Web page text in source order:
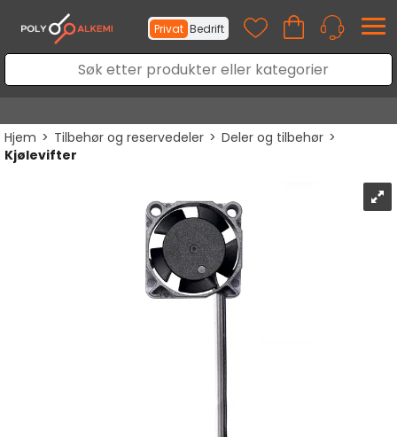
Privat Bedrift
Hjem>Tilbehør og reservedeler>Deler og tilbehør>
Kjølevifter